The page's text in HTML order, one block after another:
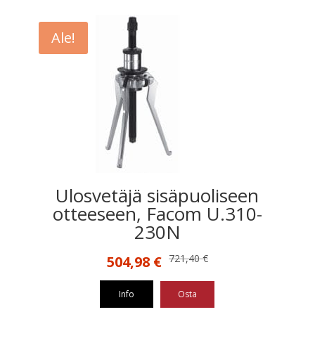
Ale!
Ulosvetäjä sisäpuoliseen
otteeseen, Facom U.310-
230N
721,40€
Alkuperäinen
721,40 €.
504,98 €Nykyinen
504,98 €.
Info Osta